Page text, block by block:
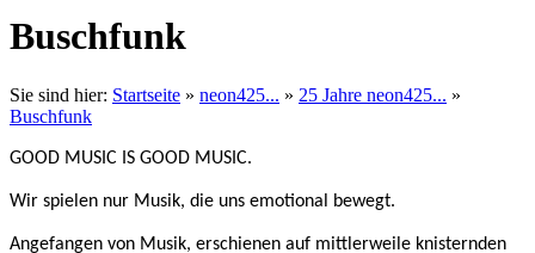
Buschfunk
Sie sind hier: Startseite » neon425... » 25 Jahre neon425... »
Buschfunk
GOOD MUSIC IS GOOD MUSIC.
Wir spielen nur Musik, die uns emotional bewegt.
Angefangen von Musik, erschienen auf mittlerweile knisternden